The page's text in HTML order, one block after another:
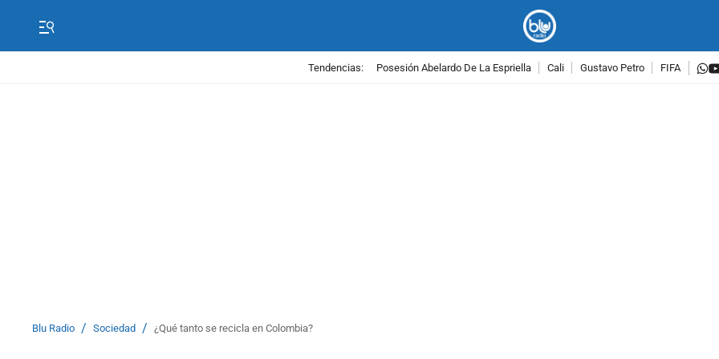
Tendencias: Posesión Abelardo De La Espriella Cali Gustavo Petro FIFA
Blu Radio / Sociedad / ¿Qué tanto se recicla en Colombia?